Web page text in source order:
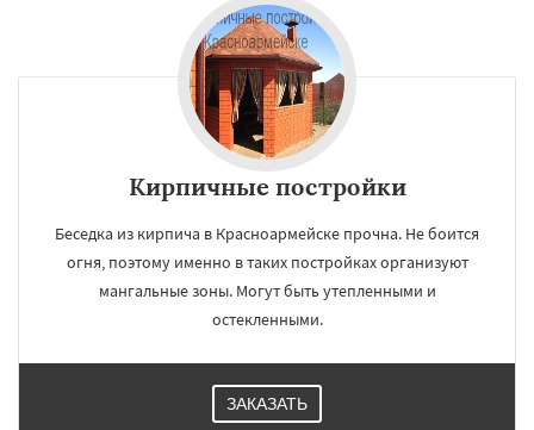
Кирпичные постройки
Беседка из кирпича в Красноармейске прочна. Не боится
огня, поэтому именно в таких постройках организуют
мангальные зоны. Могут быть утепленными и
остекленными.
ЗАКАЗАТЬ